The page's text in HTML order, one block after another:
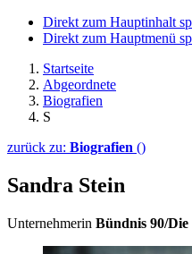
Direkt zum Hauptinhalt
Direkt zum Hauptmenü
Startseite
Abgeordnete
Biografien
S
zurück zu: Biografien ()
Sandra Stein
Unternehmerin Bündnis 90/